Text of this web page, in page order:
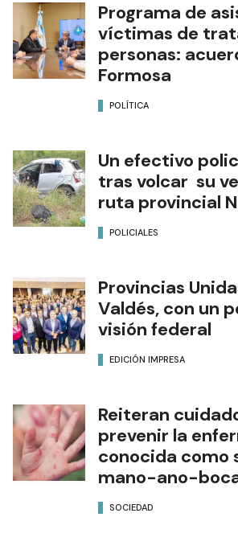
Programa de
víctimas de
personas:
Formosa
POLÍTICA
Un efectivo
tras volcar su
ruta provincial
POLICIALES
Provincias
Valdés, con un
visión federal
EDICIÓN IMPRESA
Reiteran
prevenir la
conocida como
mano-ano-
SOCIEDAD